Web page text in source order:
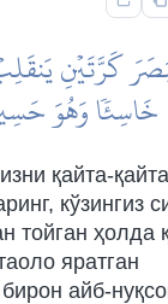
كَرَّتَيۡنِ
خَاسِئٗا وَهُوَ
қайта-қайта
кўзингиз
тойган ҳолда
яратган
айб-